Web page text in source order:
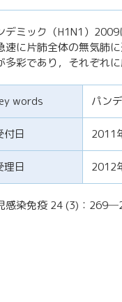
デミック（H1N1）
速に片肺全体の無気肺
多彩であり，それぞれ
words パン
付日 2011
理日 2012
感染免疫 24 (3)：